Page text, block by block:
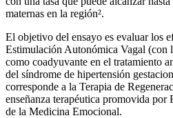
maternas en la región².
El objetivo del ensayo es evaluar los
Estimulación Autonómica Vagal (con
como coadyuvante en el tratamiento
del síndrome de hipertensión
corresponde a la Terapia de
enseñanza terapéutica promovida
de la Medicina Emocional.